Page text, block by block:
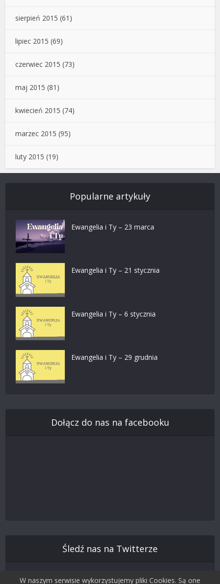
sierpień 2015 (61)
lipiec 2015 (69)
czerwiec 2015 (73)
maj 2015 (81)
kwiecień 2015 (74)
marzec 2015 (95)
luty 2015 (19)
Popularne artykuły
Ewangelia i Ty – 23 marca
Ewangelia i Ty – 21 stycznia
Ewangelia i Ty – 6 stycznia
Ewangelia i Ty – 29 grudnia
Dołącz do nas na facebooku
Śledź nas na Twitterze
W naszym serwisie wykorzystujemy pliki Cookies. Są one